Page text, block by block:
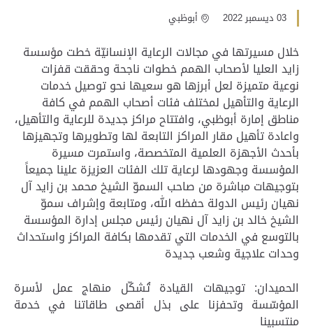
03 ديسمبر 2022 أبوظبي
خلال مسيرتها في مجالات الرعاية الإنسانيّة خطت مؤسسة
زايد العليا لأصحاب الهمم خطوات ناجحة وحققت قفزات
نوعية متميزة لعل أبرزها هو سعيها نحو توصيل خدمات
الرعاية والتأهيل لمختلف فئات أصحاب الهمم في كافة
مناطق إمارة أبوظبي، وافتتاح مراكز جديدة للرعاية والتأهيل،
واعادة تأهيل مقار المراكز التابعة لها وتطويرها وتجهيزها
بأحدث الأجهزة العلمية المتخصصة، واستمرت مسيرة
المؤسسة وجهودها لرعاية تلك الفئات العزيزة علينا جميعاً
بتوجيهات مباشرة من صاحب السموّ الشيخ محمد بن زايد آل
نهيان رئيس الدولة حفظه الله، ومتابعة وإشراف سموّ
الشيخ خالد بن زايد آل نهيان رئيس مجلس إدارة المؤسسة
بالتوسع في الخدمات التي تقدمها بكافة المراكز واستحداث
وحدات علاجية وشعب جديدة
الحميدان: توجيهات القيادة تُشكّل منهاج عمل لأسرة
المؤسّسة وتحفزنا على بذل أقصى طاقاتنا في خدمة
منتسبينا